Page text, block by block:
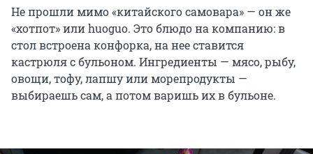
Не прошли мимо «китайского самовара» — он же
«хотпот» или huoguo. Это блюдо на компанию: в
стол встроена конфорка, на нее ставится
кастрюля с бульоном. Ингредиенты — мясо, рыбу,
овощи, тофу, лапшу или морепродукты —
выбираешь сам, а потом варишь их в бульоне.